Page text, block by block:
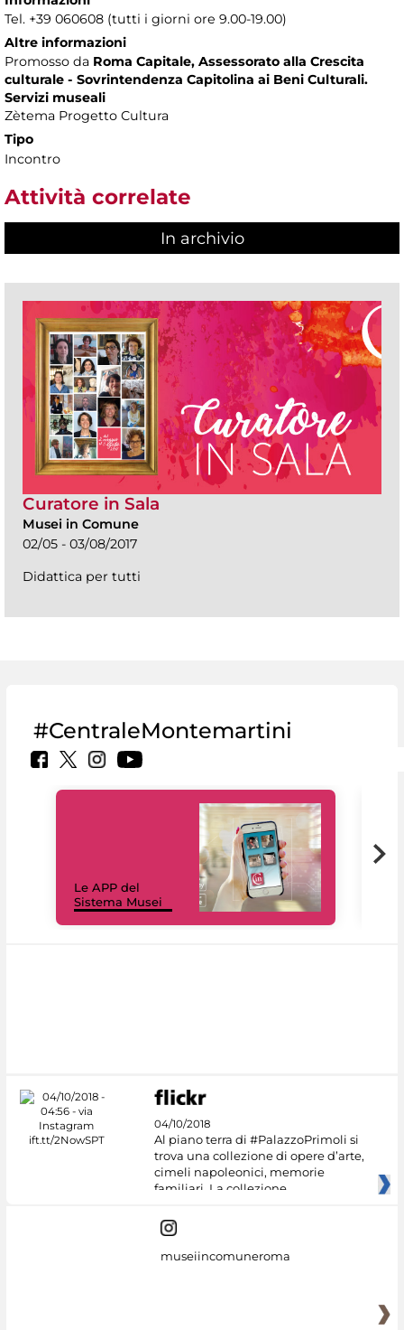
Tel. +39 060608 (tutti i giorni ore 9.00-19.00)
Altre informazioni
Promosso da Roma Capitale, Assessorato alla Crescita
culturale - Sovrintendenza Capitolina ai Beni Culturali.
Servizi museali
Zètema Progetto Cultura
Tipo
Incontro
Attività correlate
In archivio
Curatore in Sala
Musei in Comune
02/05 - 03/08/2017
Didattica per tutti
#CentraleMontemartini
Le APP del
Sistema Musei
04/10/2018
Al piano terra di #PalazzoPrimoli si
trova una collezione di opere d’arte,
cimeli napoleonici, memorie
familiari. La collezione
museiincomuneroma